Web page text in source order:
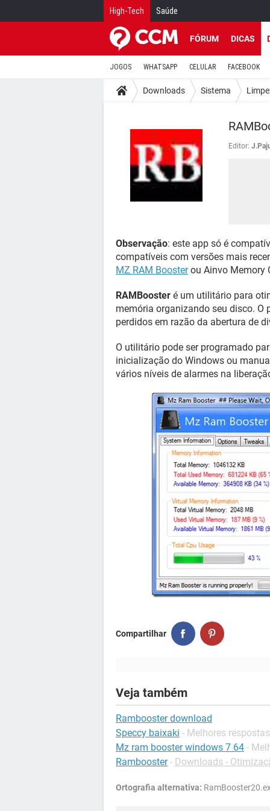
High-Tech Saúde
FÓRUM DICAS
JOGOS WHATSAPP CELULAR FACEBOOK
Downloads Sistema
Editor:
Observação: este app só é
compatíveis com versões mais
MZ RAM Boosterou Ainvo Memory
RAMBooster é um utilitário para
memória organizando seu disco. O
perdidos em razão da abertura de
O utilitário pode ser programado
inicialização do Windows ou
vários níveis de alarmes na
Compartilhar
Veja também
Rambooster download
Speccy baixaki - Melhores respostas
Mz ram booster windows 7 64 -
Rambooster - Downloads -
Ortografia alternativa: